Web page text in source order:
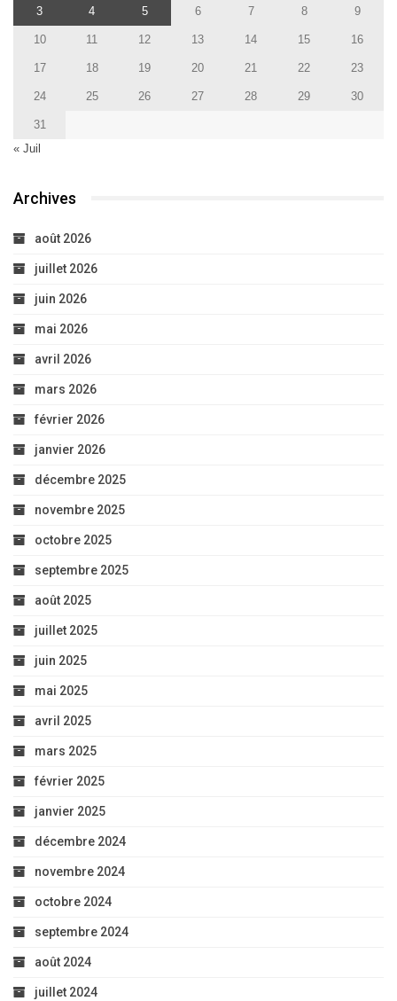
3 4 5 6 7 8 9
10 11 12 13 14 15 16
17 18 19 20 21 22 23
24 25 26 27 28 29 30
31
« Juil
Archives
août 2026
juillet 2026
juin 2026
mai 2026
avril 2026
mars 2026
février 2026
janvier 2026
décembre 2025
novembre 2025
octobre 2025
septembre 2025
août 2025
juillet 2025
juin 2025
mai 2025
avril 2025
mars 2025
février 2025
janvier 2025
décembre 2024
novembre 2024
octobre 2024
septembre 2024
août 2024
juillet 2024